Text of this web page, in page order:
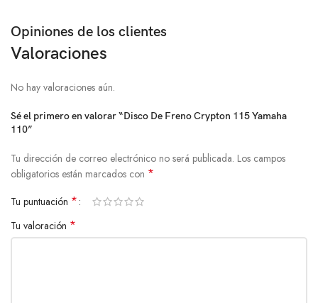
Opiniones de los clientes
Valoraciones
No hay valoraciones aún.
Sé el primero en valorar “Disco De Freno Crypton 115 Yamaha
110”
Tu dirección de correo electrónico no será publicada. Los campos
obligatorios están marcados con *
Tu puntuación *
Tu valoración *